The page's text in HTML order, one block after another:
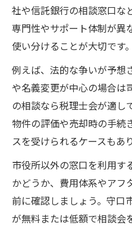
社や信託銀行の相談窓口な
専門性やサポート体制が異
使い分けることが大切です。
例えば、法的な争いが予想
や名義変更が中心の場合は
の相談なら税理士会が適し
物件の評価や売却時の手続
スを受けられるケースもあ
市役所以外の窓口を利用す
かどうか、費用体系やアフ
前に確認しましょう。守口
が無料または低額で相談会